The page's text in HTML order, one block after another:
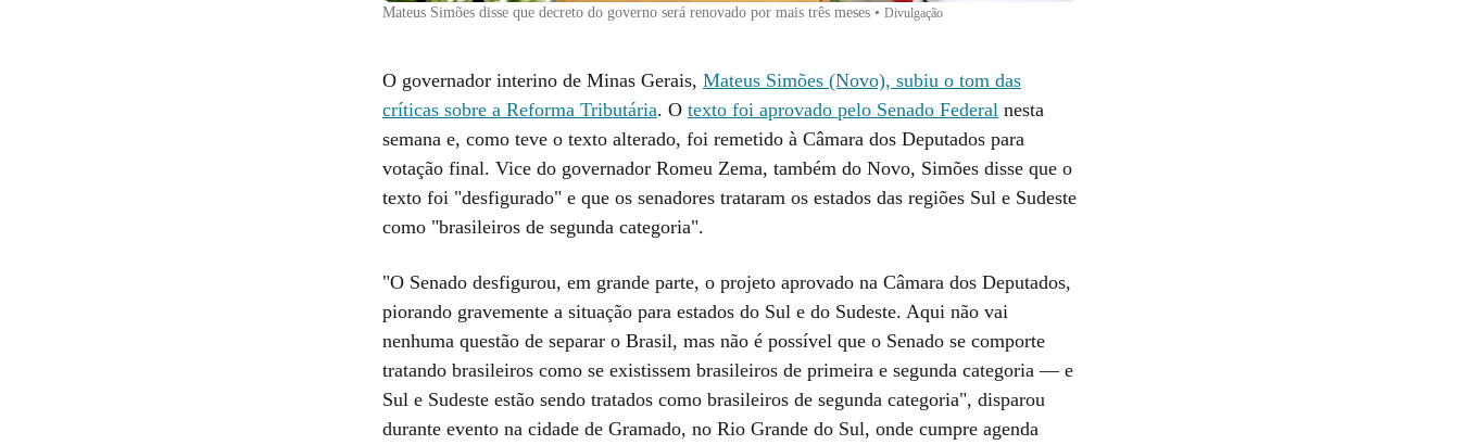
Mateus Simões disse que decreto do governo será renovado por mais três meses • Divulgação
O governador interino de Minas Gerais, Mateus Simões (Novo), subiu o tom das
críticas sobre a Reforma Tributária. O texto foi aprovado pelo Senado Federal nesta
semana e, como teve o texto alterado, foi remetido à Câmara dos Deputados para
votação final. Vice do governador Romeu Zema, também do Novo, Simões disse que o
texto foi "desfigurado" e que os senadores trataram os estados das regiões Sul e Sudeste
como "brasileiros de segunda categoria".
"O Senado desfigurou, em grande parte, o projeto aprovado na Câmara dos Deputados,
piorando gravemente a situação para estados do Sul e do Sudeste. Aqui não vai
nenhuma questão de separar o Brasil, mas não é possível que o Senado se comporte
tratando brasileiros como se existissem brasileiros de primeira e segunda categoria — e
Sul e Sudeste estão sendo tratados como brasileiros de segunda categoria", disparou
durante evento na cidade de Gramado, no Rio Grande do Sul, onde cumpre agenda